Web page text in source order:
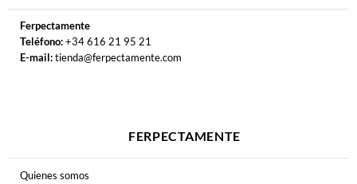
Ferpectamente
Teléfono:+34 616 21 95 21
E-mail:tienda@ferpectamente.com
FERPECTAMENTE
Quienes somos